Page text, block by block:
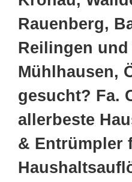
Rauenberg,
Reilingen
Mühlhausen,
gesucht? Fa.
allerbeste
& Entrümpler